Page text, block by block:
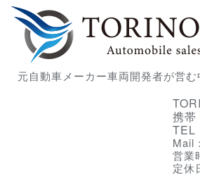
元自動車メーカー車両開発者が営
携帯
TEL
Mail：
営業
定休